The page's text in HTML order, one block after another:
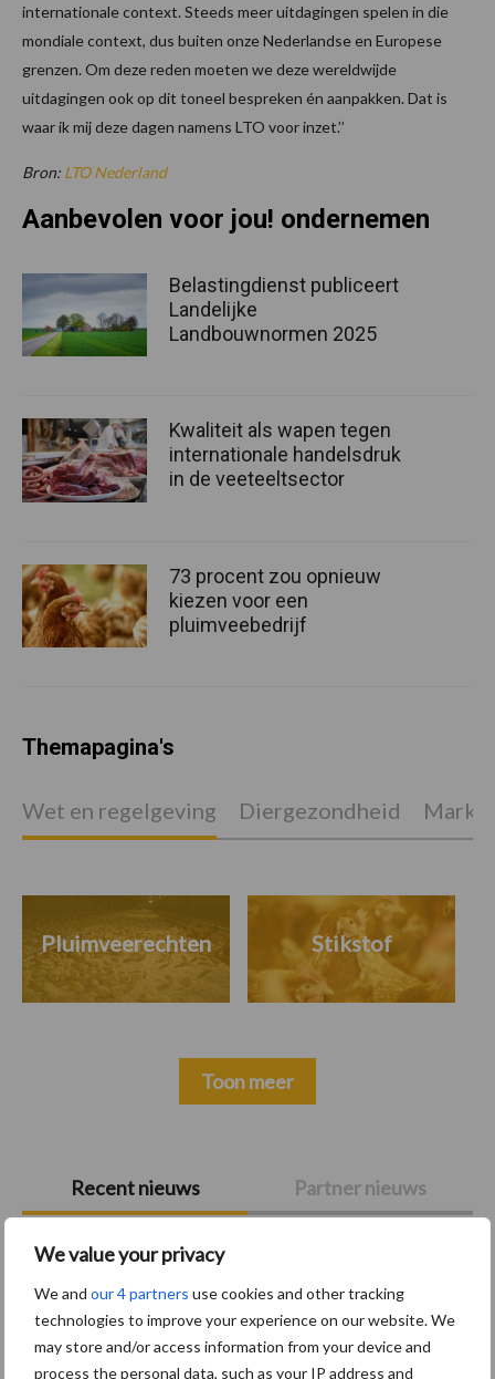
We value your privacy
We and our 4 partners use cookies and other tracking
technologies to improve your experience on our website. We
may store and/or access information from your device and
process the personal data, such as your IP address and
internationale context. Steeds meer uitdagingen spelen in die
mondiale context, dus buiten onze Nederlandse en Europese
grenzen. Om deze reden moeten we deze wereldwijde
uitdagingen ook op dit toneel bespreken én aanpakken. Dat is
waar ik mij deze dagen namens LTO voor inzet.’’
Bron: LTO Nederland
Primaire
Sidebar
Recent nieuws Partner nieuws
8 jan
Belastingdienst publiceert
23 dec
10 praktisch tips om je voor te
Aanbevolen voor jou! ondernemen
Belastingdienst publiceert
Landelijke
Landbouwnormen 2025
Kwaliteit als wapen tegen
internationale handelsdruk
in de veeteeltsector
73 procent zou opnieuw
kiezen voor een
pluimveebedrijf
Themapagina's
Wet en regelgeving Diergezondheid
Pluimveerechten Stikstof
Toon meer